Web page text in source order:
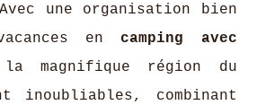
une organisation bien
encamping avec
magnifique région du
inoubliables, combinant